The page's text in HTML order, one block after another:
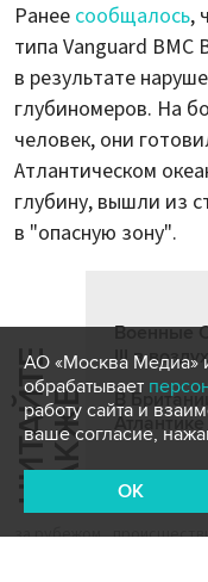
Ранее сообщалось,
типа Vanguard ВМС
в результате
глубиномеров. На
человек, они
Атлантическом
глубину, вышли из
в "опасную зону".
Ч
И
Т
АЙ
Т
Е
Т
А
К
ЖЕ
Военные
III в
В
за рубежом
АО «Москва Медиа»
обрабатывает
работу сайта и
ваше согласие,
OK